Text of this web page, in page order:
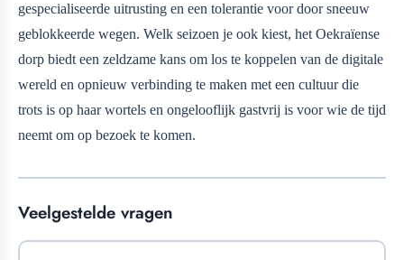
gespecialiseerde uitrusting en een tolerantie voor door sneeuw
geblokkeerde wegen. Welk seizoen je ook kiest, het Oekraïense
dorp biedt een zeldzame kans om los te koppelen van de digitale
wereld en opnieuw verbinding te maken met een cultuur die
trots is op haar wortels en ongelooflijk gastvrij is voor wie de tijd
neemt om op bezoek te komen.
Veelgestelde vragen